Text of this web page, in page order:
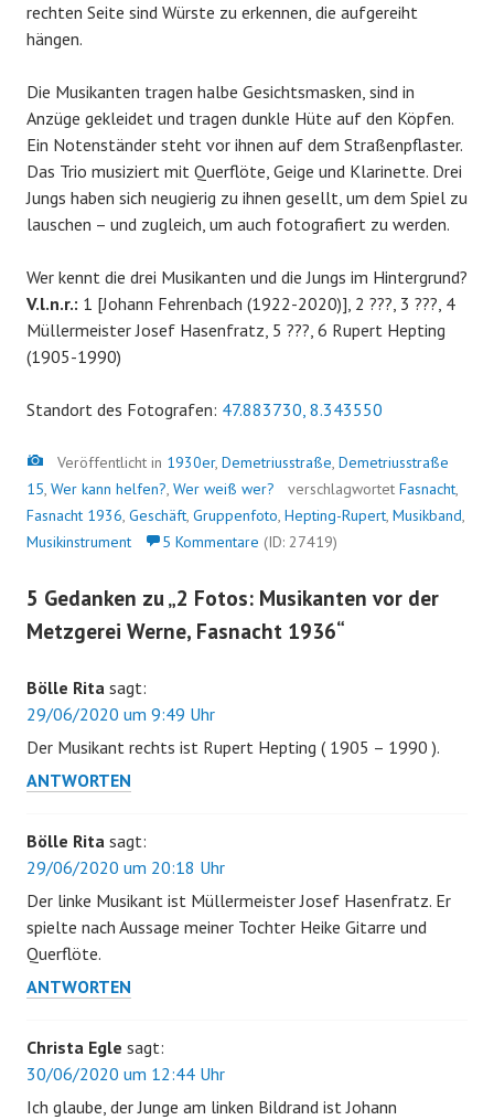
rechten Seite sind Würste zu erkennen, die aufgereiht
hängen.
Die Musikanten tragen halbe Gesichtsmasken, sind in
Anzüge gekleidet und tragen dunkle Hüte auf den Köpfen.
Ein Notenständer steht vor ihnen auf dem Straßenpflaster.
Das Trio musiziert mit Querflöte, Geige und Klarinette. Drei
Jungs haben sich neugierig zu ihnen gesellt, um dem Spiel zu
lauschen – und zugleich, um auch fotografiert zu werden.
Wer kennt die drei Musikanten und die Jungs im Hintergrund?
V.l.n.r.: 1 [Johann Fehrenbach (1922-2020)], 2 ???, 3 ???, 4
Müllermeister Josef Hasenfratz, 5 ???, 6 Rupert Hepting
(1905-1990)
Standort des Fotografen: 47.883730, 8.343550
Bild
Veröffentlicht in 1930er, Demetriusstraße, Demetriusstraße
15, Wer kann helfen?, Wer weiß wer? verschlagwortet Fasnacht,
Fasnacht 1936, Geschäft, Gruppenfoto, Hepting-Rupert, Musikband,
Musikinstrument
5 Kommentare (ID: 27419)
5 Gedanken zu „2 Fotos: Musikanten vor der
Metzgerei Werne, Fasnacht 1936“
Bölle Rita sagt:
29/06/2020 um 9:49 Uhr
Der Musikant rechts ist Rupert Hepting ( 1905 – 1990 ).
ANTWORTEN
Bölle Rita sagt:
29/06/2020 um 20:18 Uhr
Der linke Musikant ist Müllermeister Josef Hasenfratz. Er
spielte nach Aussage meiner Tochter Heike Gitarre und
Querflöte.
ANTWORTEN
Christa Egle sagt:
30/06/2020 um 12:44 Uhr
Ich glaube, der Junge am linken Bildrand ist Johann